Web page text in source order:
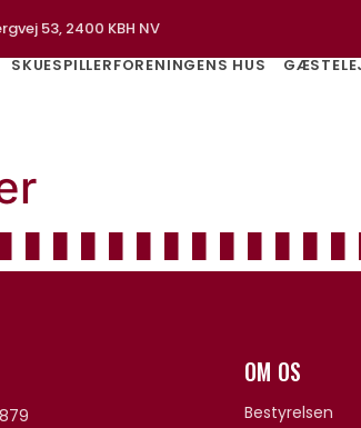
53, 2400 KBH NV
SKUESPILLERFORENINGENS HUS
OM OS
Bestyrelsen